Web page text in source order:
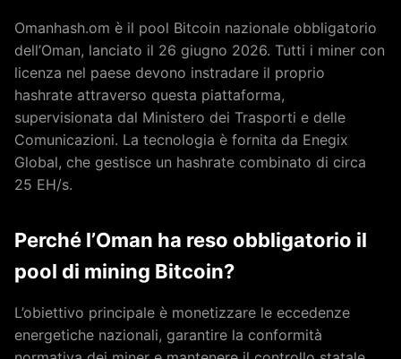
Omanhash.om è il pool Bitcoin nazionale obbligatorio
dell’Oman, lanciato il 26 giugno 2026. Tutti i miner con
licenza nel paese devono instradare il proprio
hashrate attraverso questa piattaforma,
supervisionata dal Ministero dei Trasporti e delle
Comunicazioni. La tecnologia è fornita da Enegix
Global, che gestisce un hashrate combinato di circa
25 EH/s.
Perché l’Oman ha reso obbligatorio il
pool di mining Bitcoin?
L’obiettivo principale è monetizzare le eccedenze
energetiche nazionali, garantire la conformità